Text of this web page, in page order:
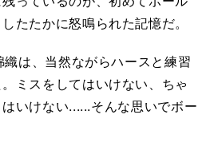
たたかに怒鳴られた記憶だ。
は、当然ながらハースと練習
ミスをしてはいけない、ちゃ
いけない......そんな思いでボー